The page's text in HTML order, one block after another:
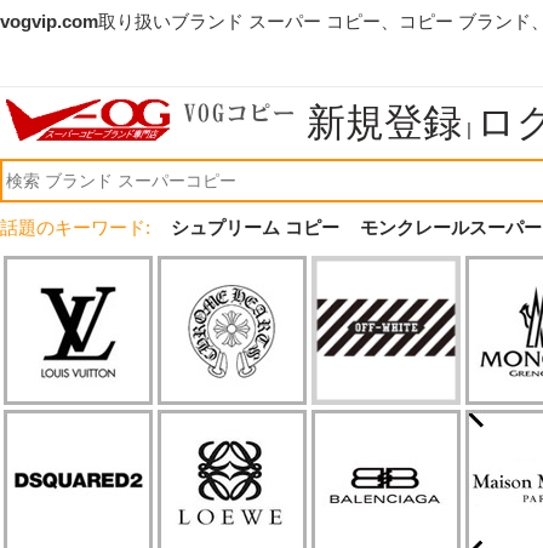
vogvip.com取り扱いブランド スーパー コピー、コピー ブランド
新規登録 | ロ
話題のキーワード: シュプリーム コピー モンクレールスーパ